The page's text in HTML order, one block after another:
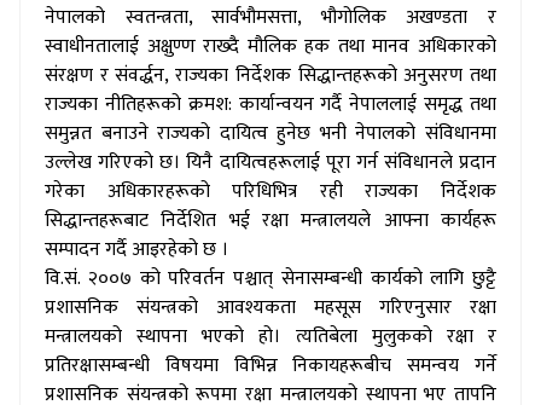
नेपालको स्वतन्त्रता, सार्वभौमसत्ता, भौगोलिक अखण्डता र
स्वाधीनतालाई अक्षुण्ण राख्दै मौलिक हक तथा मानव अधिकारको
संरक्षण र संवर्द्धन, राज्यका निर्देशक सिद्धान्तहरूको अनुसरण तथा
राज्यका नीतिहरूको क्रमश: कार्यान्वयन गर्दै नेपाललाई समृद्ध तथा
समुन्नत बनाउने राज्यको दायित्व हुनेछ भनी नेपालको संविधानमा
उल्लेख गरिएको छ। यिनै दायित्वहरूलाई पूरा गर्न संविधानले प्रदान
गरेका अधिकारहरूको परिधिभित्र रही राज्यका निर्देशक
सिद्धान्तहरूबाट निर्देशित भई रक्षा मन्त्रालयले आफ्ना कार्यहरू
सम्पादन गर्दै आइरहेको छ ।
वि.सं. २००७ को परिवर्तन पश्चात् सेनासम्बन्धी कार्यको लागि छुट्टै
प्रशासनिक संयन्त्रको आवश्यकता महसूस गरिएनुसार रक्षा
मन्त्रालयको स्थापना भएको हो। त्यतिबेला मुलुकको रक्षा र
प्रतिरक्षासम्बन्धी विषयमा विभिन्न निकायहरूबीच समन्वय गर्ने
प्रशासनिक संयन्त्रको रूपमा रक्षा मन्त्रालयको स्थापना भए तापनि